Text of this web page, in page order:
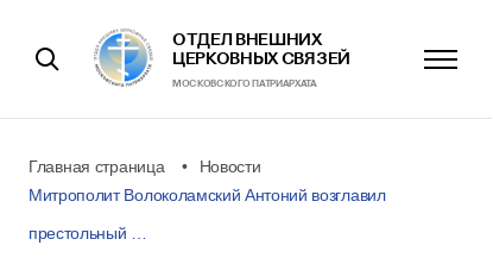
ОТДЕЛ ВНЕШНИХ
ЦЕРКОВНЫХ СВЯЗЕЙ
МОСКОВСКОГО ПАТРИАРХАТА
Главная страница
Новости
Митрополит Волоколамский Антоний возглавил
престольный …